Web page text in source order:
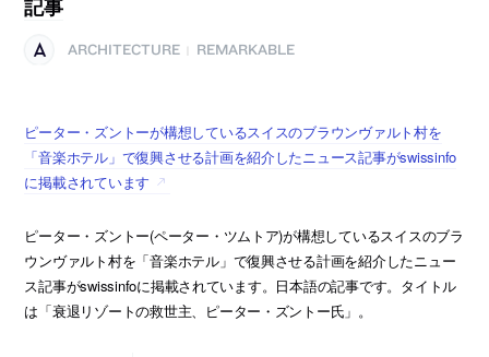
記事
ARCHITECTURE REMARKABLE
ピーター・ズントーが構想しているスイスのブラウンヴァルト村を
「音楽ホテル」で復興させる計画を紹介したニュース記事がswissinfo
に掲載されています
ピーター・ズントー(ペーター・ツムトア)が構想しているスイスのブラ
ウンヴァルト村を「音楽ホテル」で復興させる計画を紹介したニュー
ス記事がswissinfoに掲載されています。日本語の記事です。タイトル
は「衰退リゾートの救世主、ピーター・ズントー氏」。